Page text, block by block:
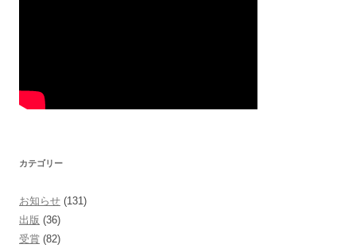
カテゴリー
お知らせ (131)
出版 (36)
受賞 (82)